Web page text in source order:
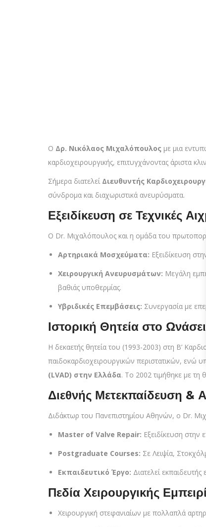
Ο Δρ. Νικόλαος Μιχαλόπουλος με μια
καρδιοχειρουργικής, επιτυγχάνοντας άριστα
Σήμερα διατελεί Διευθυντής
σύνδρομα και διαχωριστικά ανευρύσματα.
Εξειδίκευση σε Τεχνικές
Ο Dr. Μιχαλόπουλος και η ομάδα του
Αρτηριακά Μοσχεύματα: Εξειδίκευση
Χειρουργική Ανευρυσμάτων: Μεγάλη
βαθιάς υποθερμίας.
Υβριδικές Επεμβάσεις: Συνεργασία με
Ιστορική Θητεία στο
Η δεκαετής θητεία του (1993-2003) στη Β’
παιδοκαρδιοχειρουργικών περιστατικών, ενώ
(LVAD) στην Ελλάδα. Το 2002 τιμήθηκε με
Διεθνής Μετεκπαίδευση &
Διδάκτωρ του Πανεπιστημίου Αθηνών, ο Dr.
Master of Valve Repair: Εξειδίκευση
Postgraduate Courses: Σε Λειψία,
Εκπαιδευτικό Έργο: Διατελεί
Πεδία Χειρουργικής
Χειρουργική στεφανιαίων με πολλαπλά